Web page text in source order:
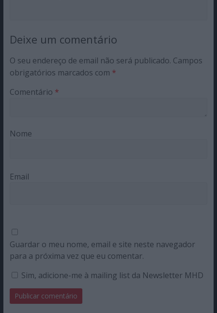
Deixe um comentário
O seu endereço de email não será publicado. Campos
obrigatórios marcados com *
Comentário *
Nome
Email
Guardar o meu nome, email e site neste navegador
para a próxima vez que eu comentar.
Sim, adicione-me à mailing list da Newsletter MHD